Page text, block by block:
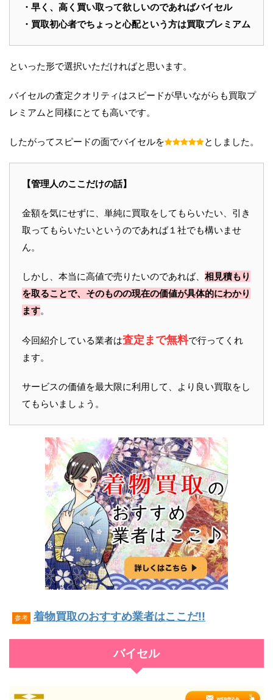
・早く、高く買い取って欲しいのであればバイセル
・買取初心者でちょっと心配という方は買取プレミアム
といった形で選択いただければと思います。
バイセルの査定クオリティはスピードが早いながらも買取プ
レミアムと同様にとても高いです。
したがってスピードの面でバイセルを としました。
【管理人のここだけの話】
金額を気にせずに、単純に買取をしてもらいたい、引き
取ってもらいたいというのであれば１社でも構いませ
ん。
しかし、本当に高値で売りたいのであれば、 相見積もり
を取ることで、そのものの現在の価値が具体的にわかり
ます。
今回紹介している業者は査定まで無料で行ってくれ
ます。
サービスの価値を最大限に利用して、より良い買取をし
てもらいましょう。
参考 着物買取のおすすめ業者はここだ!!
バイセル